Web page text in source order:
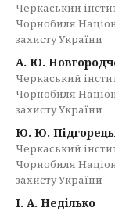
Черкаський
Чорнобиля
захисту України
А. Ю.
Черкаський
Чорнобиля
захисту України
Ю. Ю.
Черкаський
Чорнобиля
захисту України
І. А. Неділько